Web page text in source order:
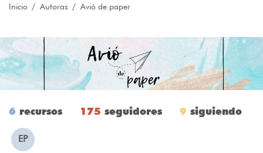
Inicio Autoras Avió de paper
6 recursos 175 seguidores 9 siguiendo
EP